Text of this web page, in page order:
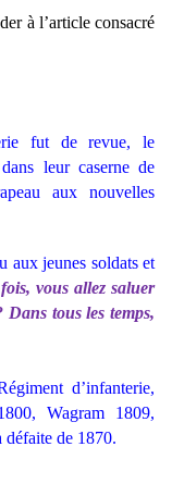
à l’article consacré
fut de revue, le
leur caserne de
aux nouvelles
aux jeunes soldats et
vous allez saluer
Dans tous les temps,
d’infanterie,
Wagram 1809,
de 1870.